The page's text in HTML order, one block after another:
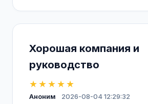
Хорошая компания и
руководство
★★★★★
Аноним
2026-08-04 12:29:32